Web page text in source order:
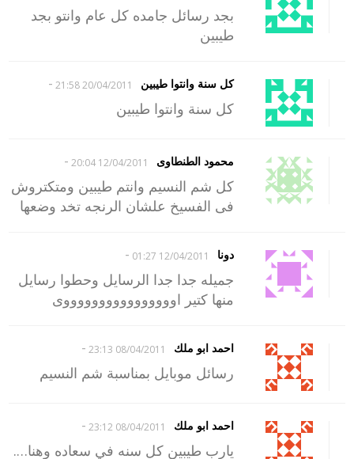
بجد رسائل جامده كل عام وانتو بجد
طيبين
كل سنة وانتوا طيبين 20/04/2011 21:58
-
كل سنة وانتوا طيبين
محمود الطنطاوى 12/04/2011 20:04
-
كل شم النسيم وانتم طيبين ومتكتروش
فى الفسيخ علشان الرنجه تخد وضعها
دونا 12/04/2011 01:27
-
جميله جدا جدا الرسايل وحطوا رسايل
منها كتير اووووووووووووووووى
احمد ابو ملك 08/04/2011 23:13
-
رسائل موبايل بمناسبة شم النسيم
احمد ابو ملك 08/04/2011 23:12
-
يارب طيبين كل سنه في سعاده وهنا….